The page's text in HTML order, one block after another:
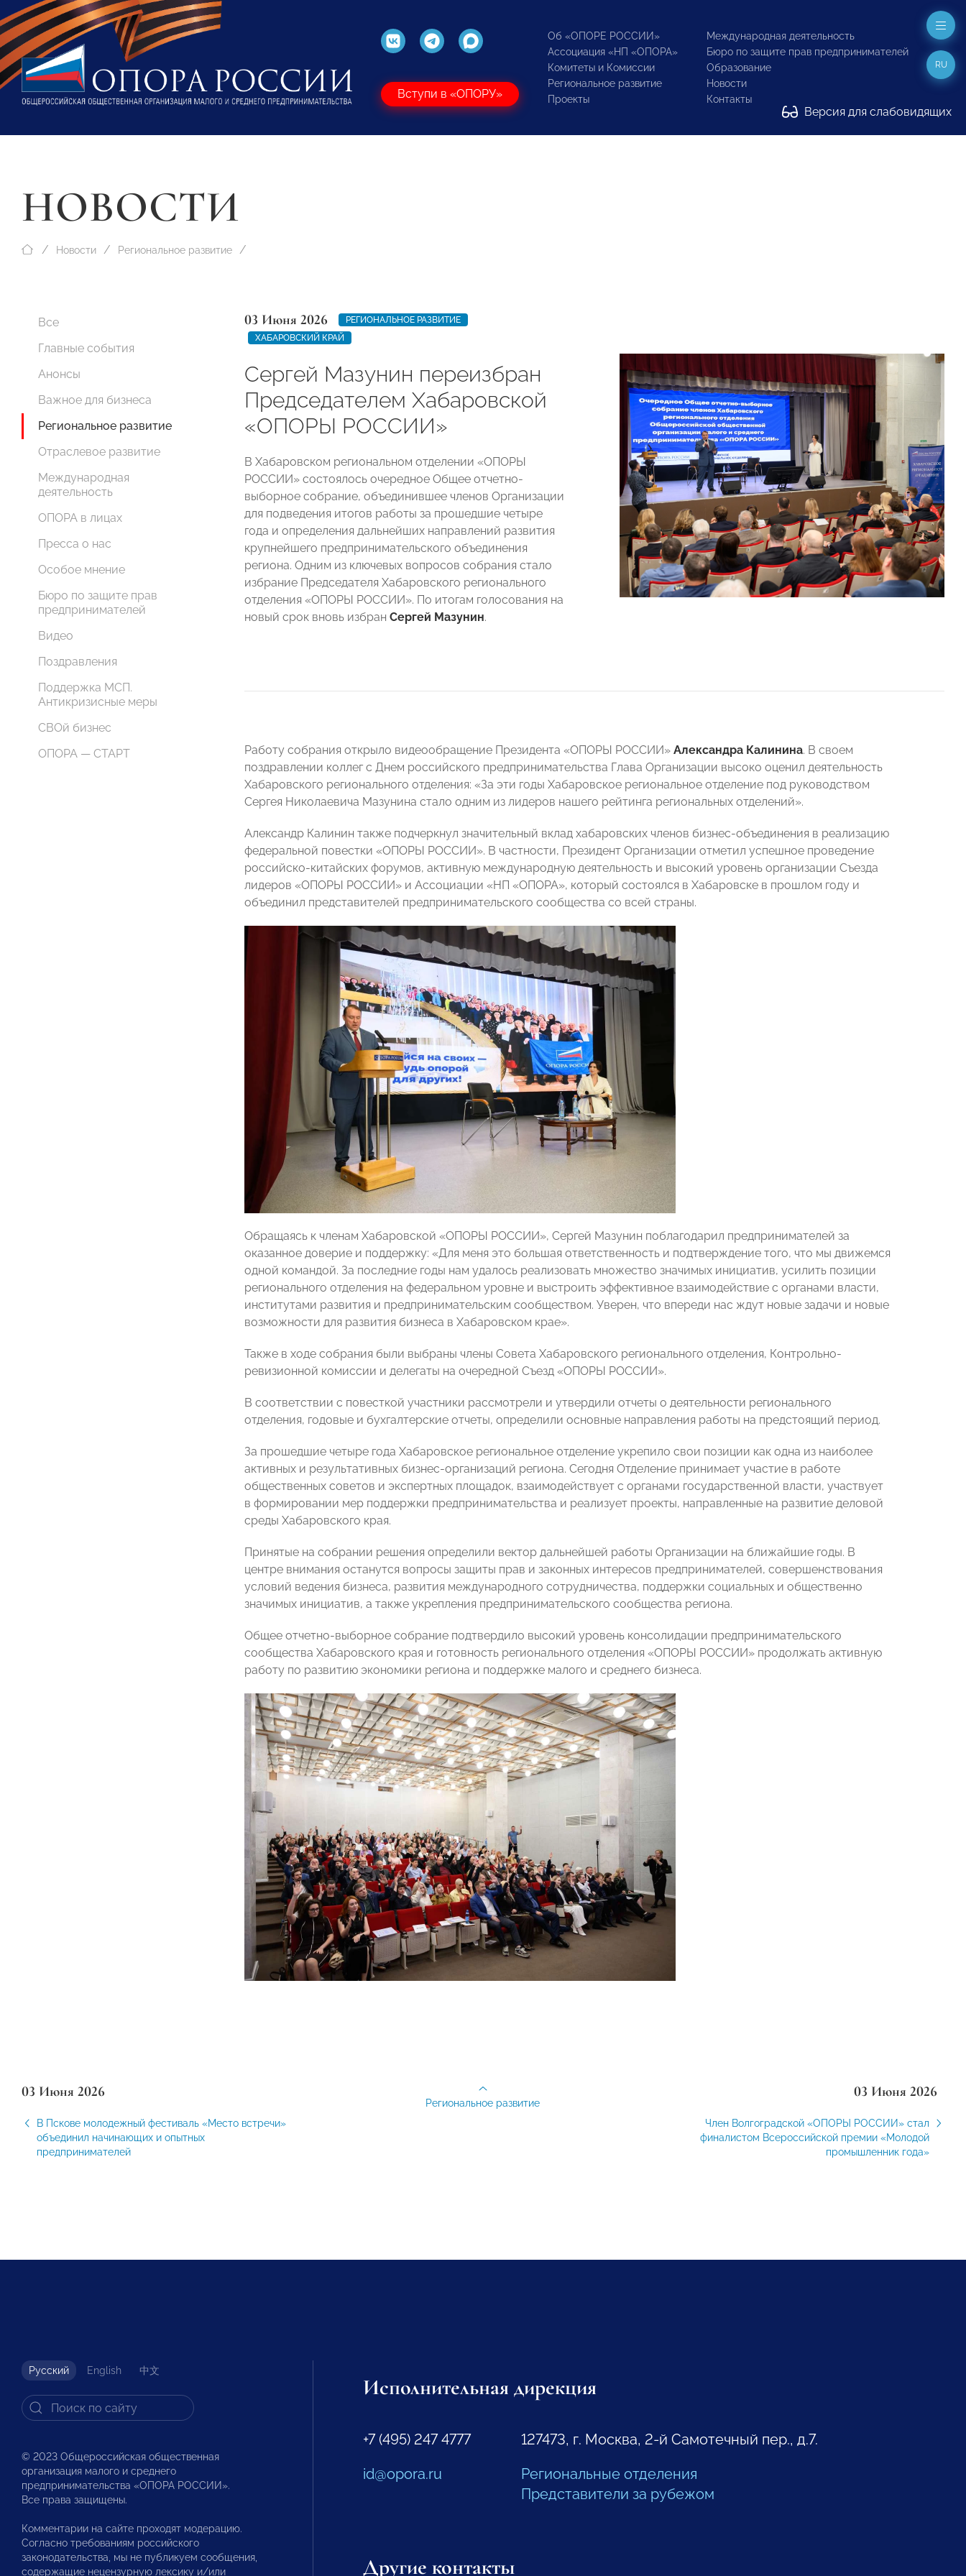
Вступи в «ОПОРУ»
Об «ОПОРЕ РОССИИ»
Ассоциация «НП «ОПОРА»
Комитеты и Комиссии
Региональное развитие
Проекты
Международная деятельность
Бюро по защите прав предпринимателей
Образование
Новости
Контакты
Версия для слабовидящих
RU
НОВОСТИ
Новости Региональное развитие
Все
Главные события
Анонсы
Важное для бизнеса
Региональное развитие
Отраслевое развитие
Международная
деятельность
ОПОРА в лицах
Пресса о нас
Особое мнение
Бюро по защите прав
предпринимателей
Видео
Поздравления
Поддержка МСП.
Антикризисные меры
СВОй бизнес
ОПОРА — СТАРТ
03 Июня 2026
РЕГИОНАЛЬНОЕ РАЗВИТИЕ
ХАБАРОВСКИЙ КРАЙ
Сергей Мазунин переизбран
Председателем Хабаровской
«ОПОРЫ РОССИИ»
В Хабаровском региональном отделении «ОПОРЫ
РОССИИ» состоялось очередное Общее отчетно-
выборное собрание, объединившее членов Организации
для подведения итогов работы за прошедшие четыре
года и определения дальнейших направлений развития
крупнейшего предпринимательского объединения
региона. Одним из ключевых вопросов собрания стало
избрание Председателя Хабаровского регионального
отделения «ОПОРЫ РОССИИ». По итогам голосования на
новый срок вновь избран Сергей Мазунин.
Работу собрания открыло видеообращение Президента «ОПОРЫ РОССИИ» Александра Калинина. В своем
поздравлении коллег с Днем российского предпринимательства Глава Организации высоко оценил деятельность
Хабаровского регионального отделения: «За эти годы Хабаровское региональное отделение под руководством
Сергея Николаевича Мазунина стало одним из лидеров нашего рейтинга региональных отделений».
Александр Калинин также подчеркнул значительный вклад хабаровских членов бизнес-объединения в реализацию
федеральной повестки «ОПОРЫ РОССИИ». В частности, Президент Организации отметил успешное проведение
российско-китайских форумов, активную международную деятельность и высокий уровень организации Съезда
лидеров «ОПОРЫ РОССИИ» и Ассоциации «НП «ОПОРА», который состоялся в Хабаровске в прошлом году и
объединил представителей предпринимательского сообщества со всей страны.
Обращаясь к членам Хабаровской «ОПОРЫ РОССИИ», Сергей Мазунин поблагодарил предпринимателей за
оказанное доверие и поддержку: «Для меня это большая ответственность и подтверждение того, что мы движемся
одной командой. За последние годы нам удалось реализовать множество значимых инициатив, усилить позиции
регионального отделения на федеральном уровне и выстроить эффективное взаимодействие с органами власти,
институтами развития и предпринимательским сообществом. Уверен, что впереди нас ждут новые задачи и новые
возможности для развития бизнеса в Хабаровском крае».
Также в ходе собрания были выбраны члены Совета Хабаровского регионального отделения, Контрольно-
ревизионной комиссии и делегаты на очередной Съезд «ОПОРЫ РОССИИ».
В соответствии с повесткой участники рассмотрели и утвердили отчеты о деятельности регионального
отделения, годовые и бухгалтерские отчеты, определили основные направления работы на предстоящий период.
За прошедшие четыре года Хабаровское региональное отделение укрепило свои позиции как одна из наиболее
активных и результативных бизнес-организаций региона. Сегодня Отделение принимает участие в работе
общественных советов и экспертных площадок, взаимодействует с органами государственной власти, участвует
в формировании мер поддержки предпринимательства и реализует проекты, направленные на развитие деловой
среды Хабаровского края.
Принятые на собрании решения определили вектор дальнейшей работы Организации на ближайшие годы. В
центре внимания останутся вопросы защиты прав и законных интересов предпринимателей, совершенствования
условий ведения бизнеса, развития международного сотрудничества, поддержки социальных и общественно
значимых инициатив, а также укрепления предпринимательского сообщества региона.
Общее отчетно-выборное собрание подтвердило высокий уровень консолидации предпринимательского
сообщества Хабаровского края и готовность регионального отделения «ОПОРЫ РОССИИ» продолжать активную
работу по развитию экономики региона и поддержке малого и среднего бизнеса.
03 Июня 2026
В Пскове молодежный фестиваль «Место встречи»
объединил начинающих и опытных
предпринимателей
03 Июня 2026
Член Волгоградской «ОПОРЫ РОССИИ» стал
финалистом Всероссийской премии «Молодой
промышленник года»
Региональное развитие
Русский English 中文
© 2023 Общероссийская общественная
организация малого и среднего
предпринимательства «ОПОРА РОССИИ».
Все права защищены.
Комментарии на сайте проходят модерацию.
Согласно требованиям российского
законодательства, мы не публикуем сообщения,
содержащие нецензурную лексику и/или
Исполнительная дирекция
+7 (495) 247 4777
id@opora.ru
127473, г. Москва, 2-й Самотечный пер., д.7.
Региональные отделения
Представители за рубежом
Другие контакты